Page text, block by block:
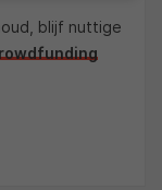
blijf nuttige